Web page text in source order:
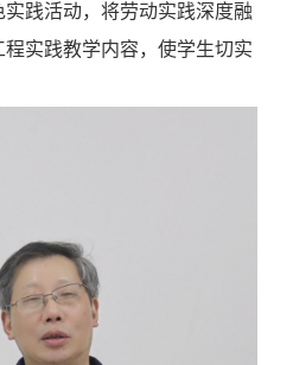
践活动，将劳动实践深度融
实践教学内容，使学生切实